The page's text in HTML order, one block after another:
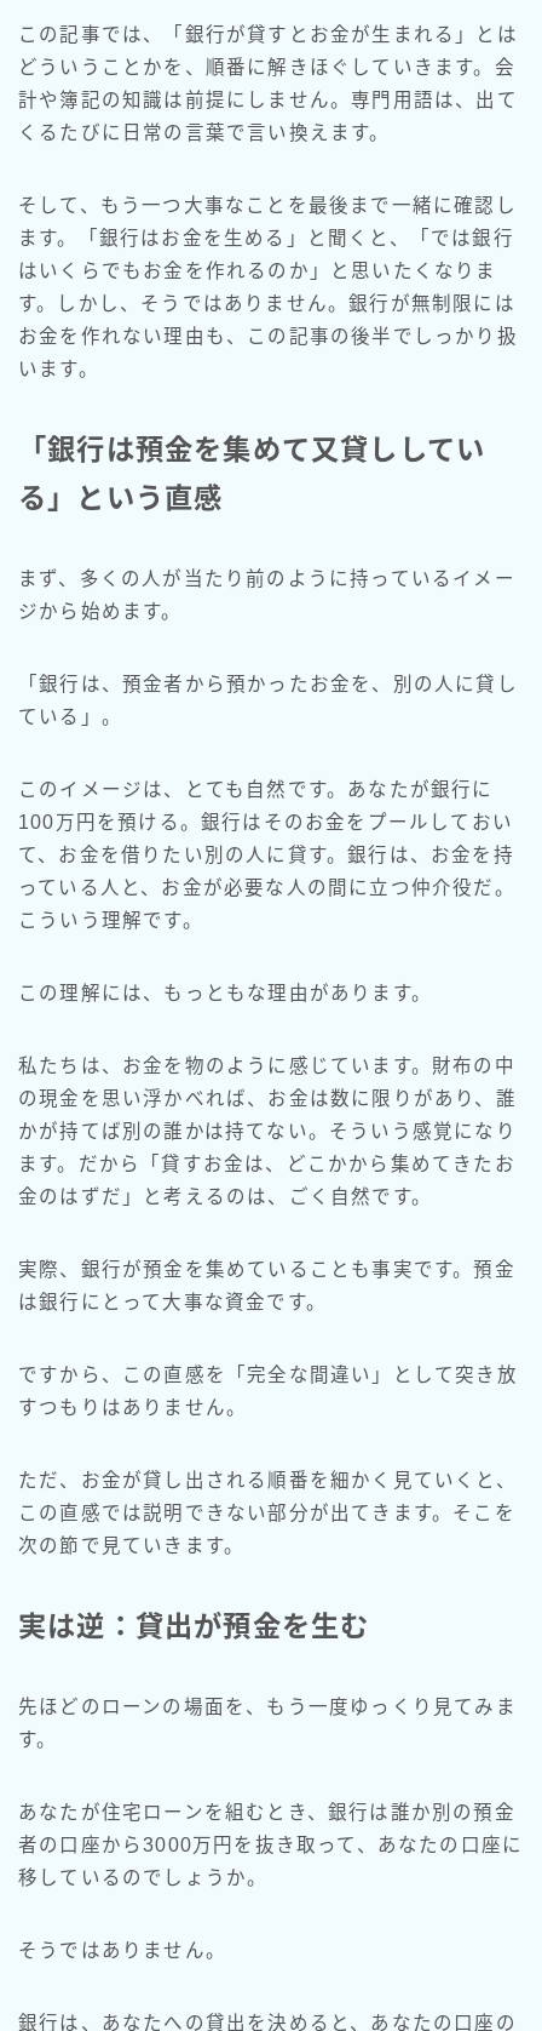
この記事では、「銀行が貸すとお金が生まれる」とは
どういうことかを、順番に解きほぐしていきます。会
計や簿記の知識は前提にしません。専門用語は、出て
くるたびに日常の言葉で言い換えます。
そして、もう一つ大事なことを最後まで一緒に確認し
ます。「銀行はお金を生める」と聞くと、「では銀行
はいくらでもお金を作れるのか」と思いたくなりま
す。しかし、そうではありません。銀行が無制限には
お金を作れない理由も、この記事の後半でしっかり扱
います。
「銀行は預金を集めて又貸ししてい
る」という直感
まず、多くの人が当たり前のように持っているイメー
ジから始めます。
「銀行は、預金者から預かったお金を、別の人に貸し
ている」。
このイメージは、とても自然です。あなたが銀行に
100万円を預ける。銀行はそのお金をプールしておい
て、お金を借りたい別の人に貸す。銀行は、お金を持
っている人と、お金が必要な人の間に立つ仲介役だ。
こういう理解です。
この理解には、もっともな理由があります。
私たちは、お金を物のように感じています。財布の中
の現金を思い浮かべれば、お金は数に限りがあり、誰
かが持てば別の誰かは持てない。そういう感覚になり
ます。だから「貸すお金は、どこかから集めてきたお
金のはずだ」と考えるのは、ごく自然です。
実際、銀行が預金を集めていることも事実です。預金
は銀行にとって大事な資金です。
ですから、この直感を「完全な間違い」として突き放
すつもりはありません。
ただ、お金が貸し出される順番を細かく見ていくと、
この直感では説明できない部分が出てきます。そこを
次の節で見ていきます。
実は逆：貸出が預金を生む
先ほどのローンの場面を、もう一度ゆっくり見てみま
す。
あなたが住宅ローンを組むとき、銀行は誰か別の預金
者の口座から3000万円を抜き取って、あなたの口座に
移しているのでしょうか。
そうではありません。
銀行は、あなたへの貸出を決めると、あなたの口座の